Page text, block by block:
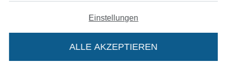
In deinen Warenkorb
AGB
Datenschutz
Einstellungen
ALLE AKZEPTIEREN